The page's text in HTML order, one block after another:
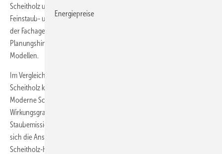
Scheitholz und Holzpellets zeichnen sich durch sehr geringe
Feinstaub- und Treibhausgasemissionen aus. Die neue Marktübersicht
der Fachagentur Nachwachsende Rohstoffe (
Planungshinweise und detaillierte Informationen zu den erhältlichen
Modellen.
Im Vergleich zu anderen Wärmeerzeugern trägt das Heizen mit
Scheitholz kaum zu zusätzlichen Treibhausgasemissionen bei.
Moderne Scheitholzvergaserkessel punkten zudem mit hohen
Wirkungsgraden, einem niedrigeren Holzverbrauch und sehr geringen
Staubemissionen. Vor allem für Ein- und Mehrfamilienhäusern kann
sich die Anschaffung eines Scheitholzvergaserkessels oder eines
Scheitholz-Holzpellet-Kombiheizkessels lohnen. Die Entscheidung
Energiepreise